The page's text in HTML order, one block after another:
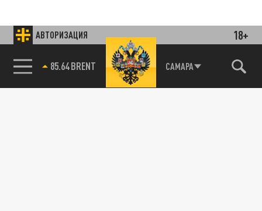
АВТОРИЗАЦИЯ 18+
85.64 BRENT САМАРА